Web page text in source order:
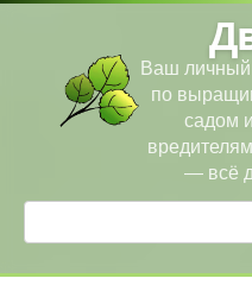
Перейти
Ваш
по
садом
— всё
Поиск: